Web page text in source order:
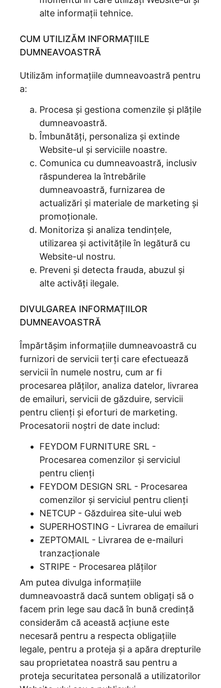
alte informații tehnice.
CUM UTILIZĂM INFORMAȚIILE
DUMNEAVOASTRĂ
Utilizăm informațiile dumneavoastră pentru
a:
Procesa și gestiona comenzile și plățile
dumneavoastră.
Îmbunătăți, personaliza și extinde
Website-ul și serviciile noastre.
Comunica cu dumneavoastră, inclusiv
răspunderea la întrebările
dumneavoastră, furnizarea de
actualizări și materiale de marketing și
promoționale.
Monitoriza și analiza tendințele,
utilizarea și activitățile în legătură cu
Website-ul nostru.
Preveni și detecta frauda, abuzul și
alte activăți ilegale.
DIVULGAREA INFORMAȚIILOR
DUMNEAVOASTRĂ
Împărtășim informațiile dumneavoastră cu
furnizori de servicii terți care efectuează
servicii în numele nostru, cum ar fi
procesarea plăților, analiza datelor, livrarea
de emailuri, servicii de găzduire, servicii
pentru clienți și eforturi de marketing.
Procesatorii noștri de date includ:
FEYDOM FURNITURE SRL -
Procesarea comenzilor și serviciul
pentru clienți
FEYDOM DESIGN SRL - Procesarea
comenzilor și serviciul pentru clienți
NETCUP - Găzduirea site-ului web
SUPERHOSTING - Livrarea de emailuri
ZEPTOMAIL - Livrarea de e-mailuri
tranzacționale
STRIPE - Procesarea plăților
Am putea divulga informațiile
dumneavoastră dacă suntem obligați să o
facem prin lege sau dacă în bună credință
considerăm că această acțiune este
necesară pentru a respecta obligațiile
legale, pentru a proteja și a apăra drepturile
sau proprietatea noastră sau pentru a
proteja securitatea personală a utilizatorilor